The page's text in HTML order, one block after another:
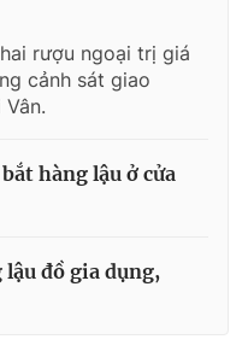
rượu ngoại trị giá
cảnh sát giao
hàng lậu ở cửa
đồ gia dụng,